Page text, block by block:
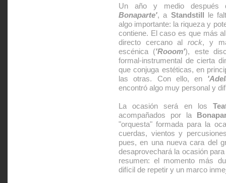
Un año y medio
Bonaparte', a Standstill le
algo importante: la riqueza y
contiene. El caso es que más
directo cercano alrock, y
escénica ('Rooom'), este
formal-instrumental de cierta
que conjuga estéticas, en
las otras. Con ello, en
encontró algo muy personal y
La ocasión será en los
acompañados por la
"orquesta" formada para la
cuerdas, vientos y
pues, en una nueva cara del
desaprovechará la ocasión
resumen: el momento más
difícil de repetir y un marco